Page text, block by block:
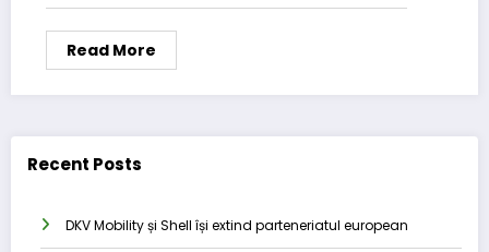
Read More
Recent Posts
DKV Mobility și Shell își extind parteneriatul european